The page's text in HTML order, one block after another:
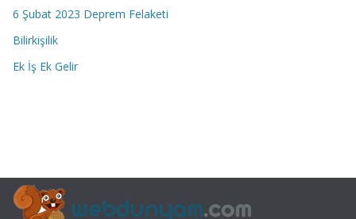
6 Şubat 2023 Deprem Felaketi
Bilirkişilik
Ek İş Ek Gelir